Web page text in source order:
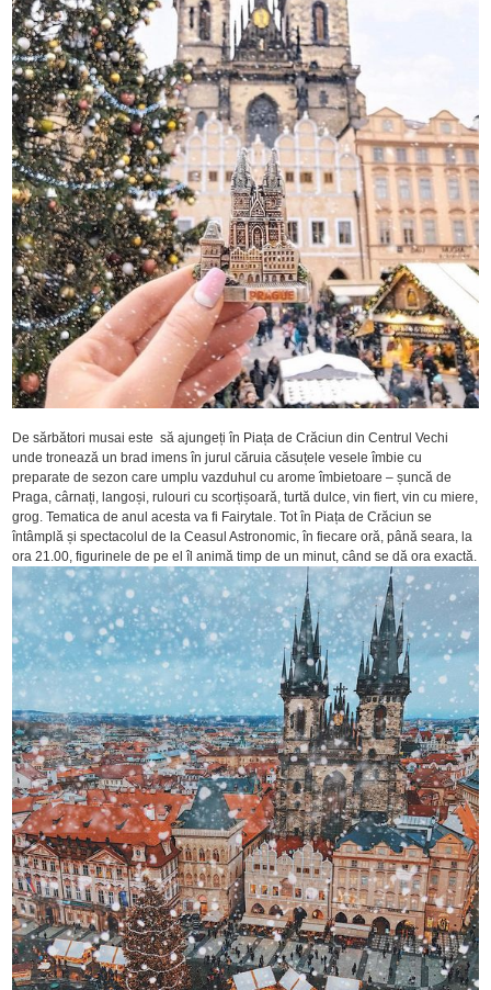
De sărbători musai este să ajungeți în Piața de Crăciun din Centrul Vechi
unde tronează un brad imens în jurul căruia căsuțele vesele îmbie cu
preparate de sezon care umplu vazduhul cu arome îmbietoare – șuncă de
Praga, cârnați, langoși, rulouri cu scorțișoară, turtă dulce, vin fiert, vin cu miere,
grog. Tematica de anul acesta va fi Fairytale. Tot în Piața de Crăciun se
întâmplă și spectacolul de la Ceasul Astronomic, în fiecare oră, până seara, la
ora 21.00, figurinele de pe el îl animă timp de un minut, când se dă ora exactă.